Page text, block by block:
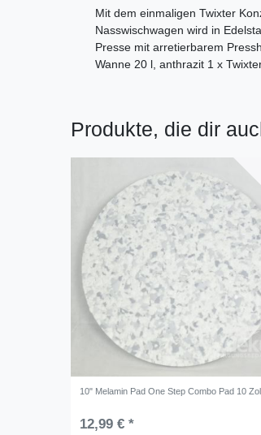
Mit dem einmaligen Twixter
Nasswischwagen wird in
Presse mit arretierbarem
Wanne 20 l, anthrazit 1 x
Produkte, die dir
10" Melamin Pad One Step Combo Pad 10
12,99 € *